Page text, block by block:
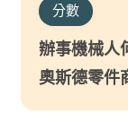
分數
辦事機械人
奧斯德零件